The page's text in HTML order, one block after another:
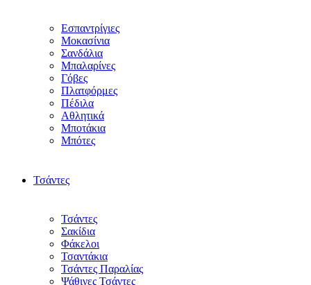
Εσπαντρίγιες
Μοκασίνια
Σανδάλια
Μπαλαρίνες
Γόβες
Πλατφόρμες
Πέδιλα
Αθλητικά
Μποτάκια
Μπότες
Τσάντες
Τσάντες
Σακίδια
Φάκελοι
Τσαντάκια
Τσάντες Παραλίας
Ψάθινες Τσάντες